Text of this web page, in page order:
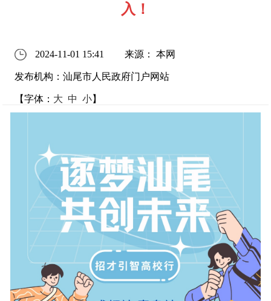
入！
2024-11-01 15:41 来源： 本网
发布机构：汕尾市人民政府门户网站
【字体： 大 中 小】